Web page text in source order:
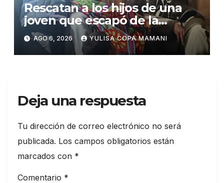
Rescatan a los hijos de una
joven que escapó de la
violencia en el norte de
Potosí
AGO 6, 2026 YULISA COPA MAMANI
Deja una respuesta
Tu dirección de correo electrónico no será
publicada. Los campos obligatorios están
marcados con *
Comentario *